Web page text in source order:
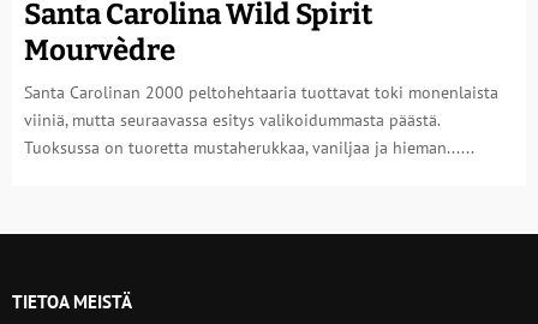
Santa Carolina Wild Spirit
Mourvèdre
Santa Carolinan 2000 peltohehtaaria tuottavat toki monenlaista
viiniä, mutta seuraavassa esitys valikoidummasta päästä.
Tuoksussa on tuoretta mustaherukkaa, vaniljaa ja hieman......
TIETOA MEISTÄ